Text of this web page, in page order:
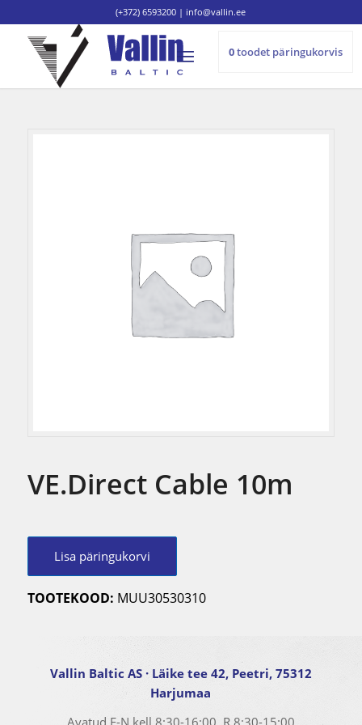
(+372) 6593200 | info@vallin.ee
0toodet päringukorvis
VE.Direct Cable 10m
Lisa päringukorvi
TOOTEKOOD: MUU30530310
Vallin Baltic AS · Läike tee 42, Peetri, 75312
Harjumaa